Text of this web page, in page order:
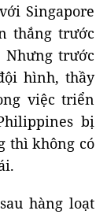
Singapore
thắng trước
Nhưng trước
hình, thầy
việc triển
bị
thì không có
hàng loạt